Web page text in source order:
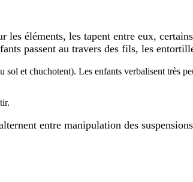
les éléments, les tapent entre eux,
passent au travers des fils, les
sol et chuchotent). Les enfants verbalisent très
entre manipulation des